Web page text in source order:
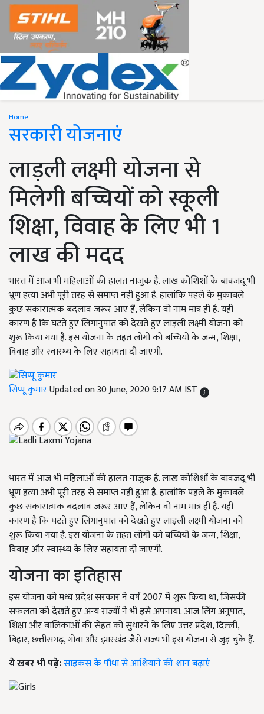
Home
सरकारी योजनाएं
लाड़ली लक्ष्मी योजना से
मिलेगी बच्चियों को स्कूली
शिक्षा, विवाह के लिए भी 1
लाख की मदद
भारत में आज भी महिलाओं की हालत नाजुक है. लाख कोशिशों के बावजदू भी
भ्रूण हत्या अभी पूरी तरह से समाप्त नहीं हुआ है. हालांकि पहले के मुकाबले
कुछ सकारात्मक बदलाव जरूर आए हैं, लेकिन वो नाम मात्र ही है. यही
कारण है कि घटते हुए लिंगानुपात को देखते हुए लाड़ली लक्ष्मी योजना को
शुरू किया गया है. इस योजना के तहत लोगों को बच्चियों के जन्म, शिक्षा,
विवाह और स्वास्थ्य के लिए सहायता दी जाएगी.
सिप्पू कुमारUpdated on 30 June, 2020 9:17 AM IST
भारत में आज भी महिलाओं की हालत नाजुक है. लाख कोशिशों के बावजदू भी
भ्रूण हत्या अभी पूरी तरह से समाप्त नहीं हुआ है. हालांकि पहले के मुकाबले
कुछ सकारात्मक बदलाव जरूर आए हैं, लेकिन वो नाम मात्र ही है. यही
कारण है कि घटते हुए लिंगानुपात को देखते हुए लाड़ली लक्ष्मी योजना को
शुरू किया गया है. इस योजना के तहत लोगों को बच्चियों के जन्म, शिक्षा,
विवाह और स्वास्थ्य के लिए सहायता दी जाएगी.
योजना का इतिहास
इस योजना को मध्य प्रदेश सरकार ने वर्ष 2007 में शुरू किया था, जिसकी
सफलता को देखते हुए अन्य राज्यों ने भी इसे अपनाया. आज लिंग अनुपात,
शिक्षा और बालिकाओं की सेहत को सुधारने के लिए उत्तर प्रदेश, दिल्ली,
बिहार, छत्तीसगढ़, गोवा और झारखंड जैसे राज्य भी इस योजना से जुड़ चुके हैं.
ये खबर भी पढ़े:साइकस के पौधा से आशियाने की शान बढ़ाएं